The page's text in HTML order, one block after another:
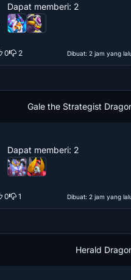
Dapat memberi: 2
Dibuat: 2 jam yang
0 2
Gale the Strategist
Dapat memberi: 2
Dibuat: 2 jam yang
0 1
Herald